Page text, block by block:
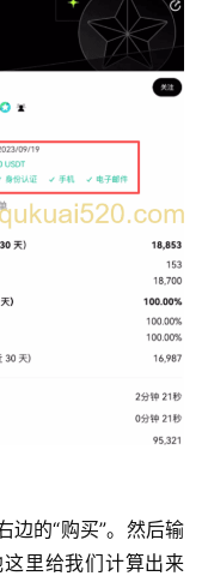
边的“购买”。然后输
里给我们计算出来